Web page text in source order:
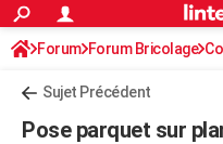
ACTUALITÉS
Politique
Société
Faits Divers
Education
Monde
Villes
+
Forum Forum Bricolage
Sujet Précédent
Pose parquet sur